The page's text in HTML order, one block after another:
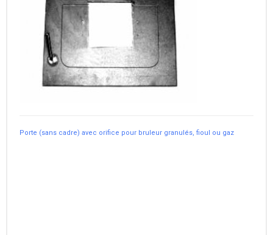
Porte (sans cadre) avec orifice pour bruleur granulés, fioul ou gaz